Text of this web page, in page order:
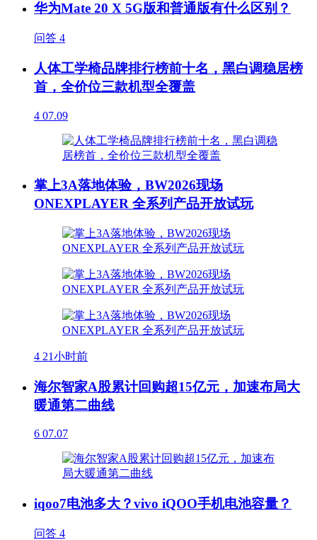
华为Mate 20 X 5G版和普通版有什么区别？
问答 4
人体工学椅品牌排行榜前十名，黑白调稳居榜
首，全价位三款机型全覆盖
4 07.09
掌上3A落地体验，BW2026现场
ONEXPLAYER 全系列产品开放试玩
4 21小时前
海尔智家A股累计回购超15亿元，加速布局大
暖通第二曲线
6 07.07
iqoo7电池多大？vivo iQOO手机电池容量？
问答 4